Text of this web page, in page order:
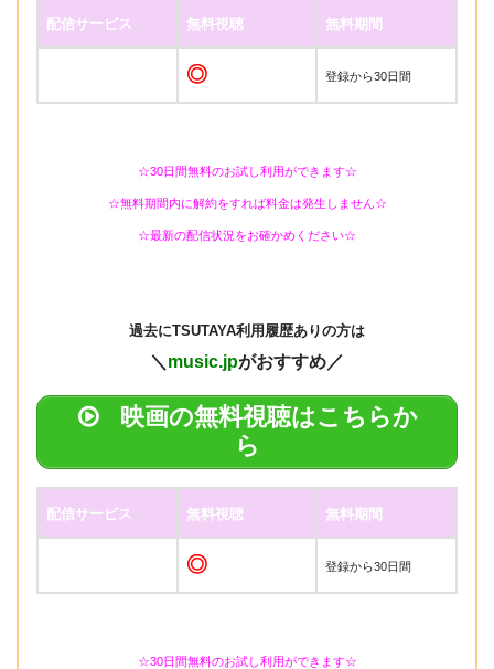
配信サービス 無料視聴 無料期間
◎ 登録から30日間
☆30日間無料のお試し利用ができます☆
☆無料期間内に解約をすれば料金は発生しません☆
☆最新の配信状況をお確かめください☆
過去にTSUTAYA利用履歴ありの方は
＼ music.jpがおすすめ／
映画の無料視聴はこちらか
ら
配信サービス 無料視聴 無料期間
◎ 登録から30日間
☆30日間無料のお試し利用ができます☆